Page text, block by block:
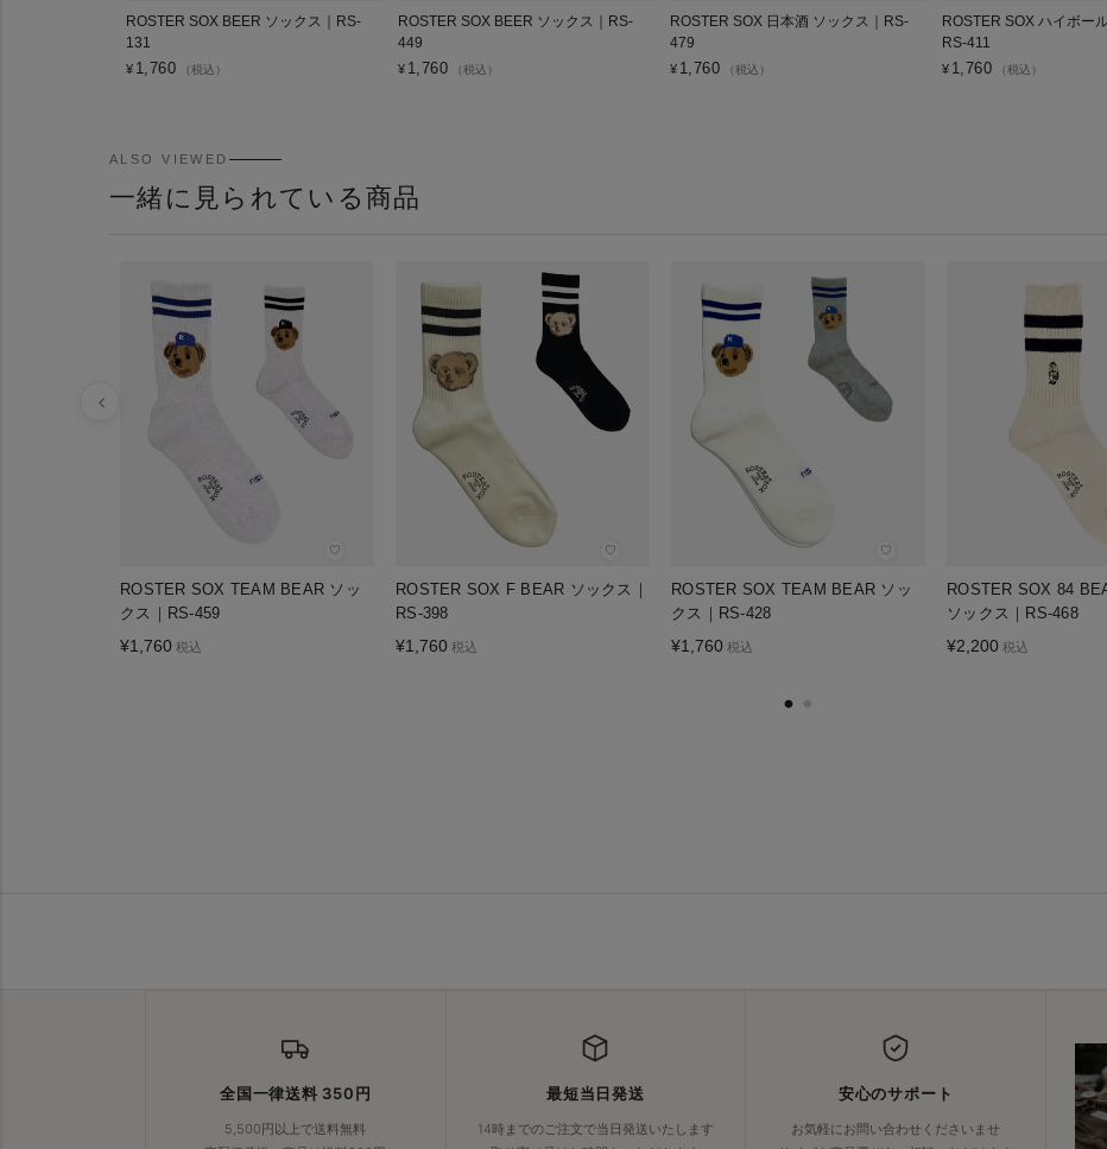
ROSTER SOX BEER ソックス｜RS-
131
¥ 1,760 （税込）
ROSTER SOX BEER ソックス｜RS-
449
¥ 1,760 （税込）
ROSTER SOX 日本酒 ソックス｜RS-
479
¥ 1,760 （税込）
ROSTER SOX ハイボー
RS-411
¥ 1,760 （税込）
ALSO VIEWED
一緒に見られている商品
♡
ROSTER SOX TEAM BEAR ソッ
クス｜RS-459
¥1,760 税込
♡
ROSTER SOX F BEAR ソックス｜
RS-398
¥1,760 税込
♡
ROSTER SOX TEAM BEAR ソッ
クス｜RS-428
¥1,760 税込
ROSTER SOX 84
ソックス｜RS-468
¥2,200 税込
全国一律送料 350円
5,500円以上で送料無料
最短当日発送
14時までのご注文で当日発送いたします
安心のサポート
お気軽にお問い合わせくださいませ